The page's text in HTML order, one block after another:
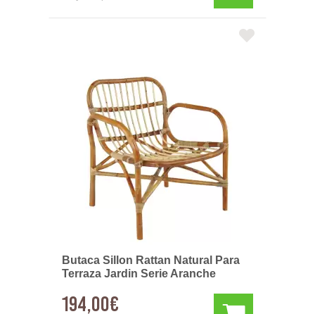
Butaca Sillon Rattan Natural Para
Terraza Jardin Serie Aranche
194,00€